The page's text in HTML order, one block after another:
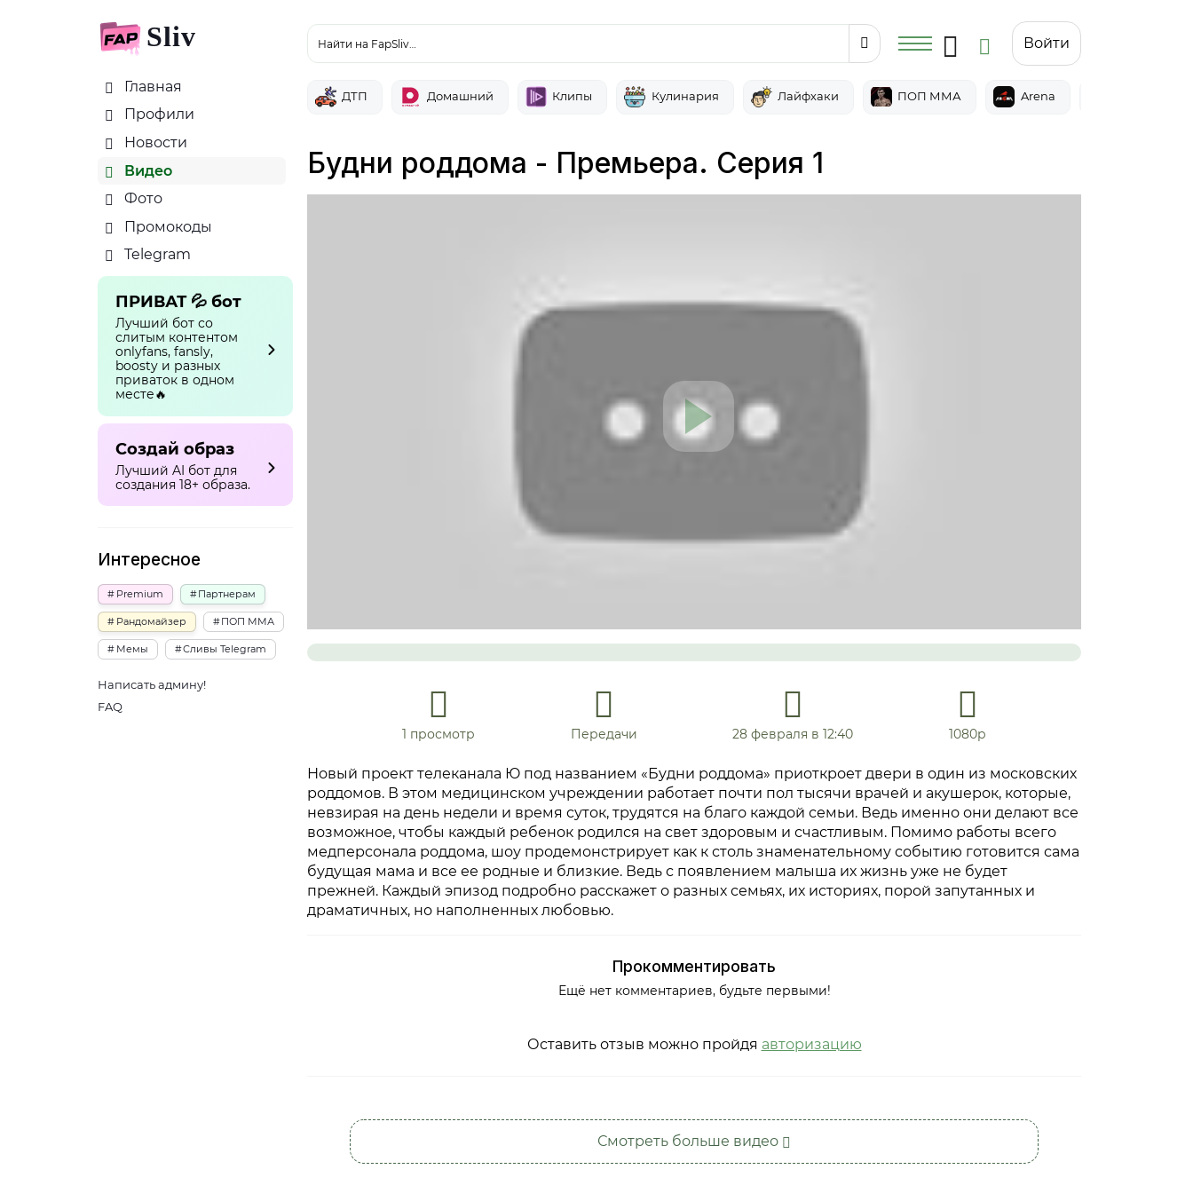
Sliv
Главная
Профили
Новости
Видео
Фото
Промокоды
Telegram
ПРИВАТ 💦 бот
Лучший бот со
слитым контентом
onlyfans, fansly,
boosty и разных
приваток в одном
месте🔥
Создай образ
Лучший AI бот для
создания 18+ образа.
Интересное
Premium Партнерам
Рандомайзер ПОП ММА
Мемы Сливы Telegram
Написать админу!
FAQ
Найти на FapSliv… Войти
ДТП Домашний Клипы Кулинария Лайфхаки ПОП ММА Arena
Будни роддома - Премьера. Серия 1
1 просмотр Передачи 28 февраля в 12:40 1080р
Новый проект телеканала Ю под названием «Будни роддома» приоткроет двери в один из московских
роддомов. В этом медицинском учреждении работает почти пол тысячи врачей и акушерок, которые,
невзирая на день недели и время суток, трудятся на благо каждой семьи. Ведь именно они делают все
возможное, чтобы каждый ребенок родился на свет здоровым и счастливым. Помимо работы всего
медперсонала роддома, шоу продемонстрирует как к столь знаменательному событию готовится сама
будущая мама и все ее родные и близкие. Ведь с появлением малыша их жизнь уже не будет
прежней. Каждый эпизод подробно расскажет о разных семьях, их историях, порой запутанных и
драматичных, но наполненных любовью.
Прокомментировать
Ещё нет комментариев, будьте первыми!
Оставить отзыв можно пройдя авторизацию
Смотреть больше видео